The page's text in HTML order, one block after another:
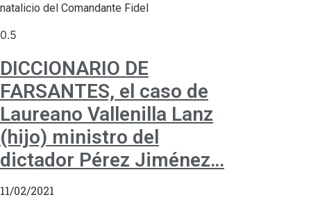
natalicio del Comandante Fidel
DICCIONARIO DE
FARSANTES, el caso de
Laureano Vallenilla Lanz
(hijo) ministro del
dictador Pérez Jiménez…
11/02/2021